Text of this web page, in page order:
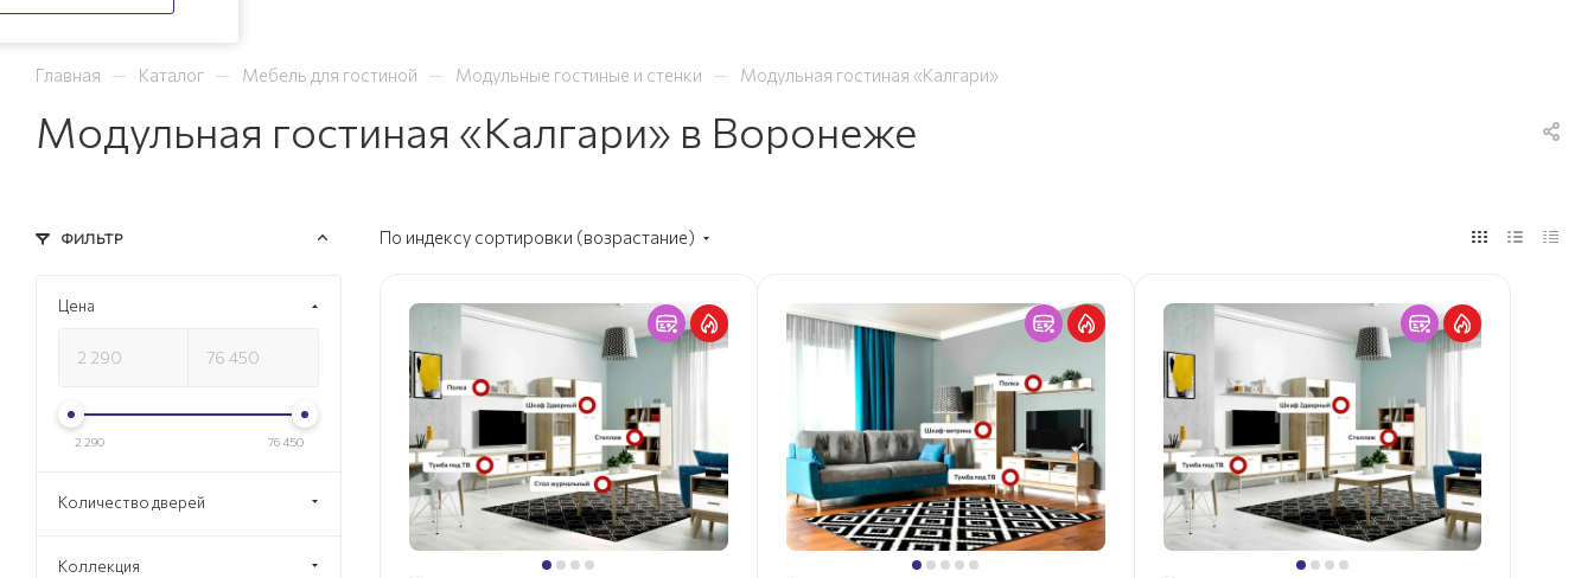
Главная — Каталог — Мебель для гостиной — Модульные гостиные и стенки — Модульная гостиная «Калгари»
Модульная гостиная «Калгари» в Воронеже
По индексу сортировки (возрастание)
ФИЛЬТР
Цена
2 290 76 450
Количество дверей
Коллекция